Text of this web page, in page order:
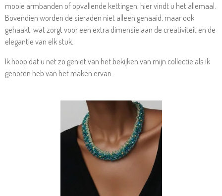
mooie armbanden of opvallende kettingen, hier vindt u het allemaal.
Bovendien worden de sieraden niet alleen genaaid, maar ook
gehaakt, wat zorgt voor een extra dimensie aan de creativiteit en de
elegantie van elk stuk.
Ik hoop dat u net zo geniet van het bekijken van mijn collectie als ik
genoten heb van het maken ervan.